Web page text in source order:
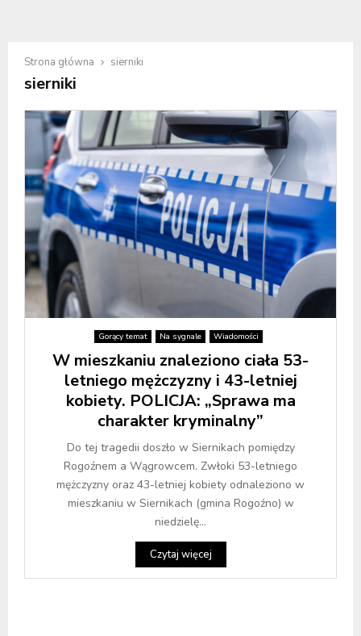
Strona główna sierniki
sierniki
Gorący temat Na sygnale Wiadomości
W mieszkaniu znaleziono ciała 53-
letniego mężczyzny i 43-letniej
kobiety. POLICJA: „Sprawa ma
charakter kryminalny”
Do tej tragedii doszło w Siernikach pomiędzy
Rogoźnem a Wągrowcem. Zwłoki 53-letniego
mężczyzny oraz 43-letniej kobiety odnaleziono w
mieszkaniu w Siernikach (gmina Rogoźno) w
niedzielę...
Czytaj więcej